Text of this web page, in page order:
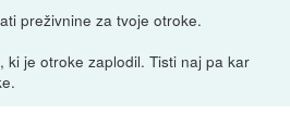
preživnine za tvoje otroke.
ki je otroke zaplodil. Tisti naj pa kar